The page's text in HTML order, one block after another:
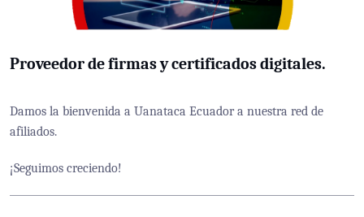
Proveedor de firmas y certificados digitales.
Damos la bienvenida a Uanataca Ecuador a nuestra red de
afiliados.
¡Seguimos creciendo!